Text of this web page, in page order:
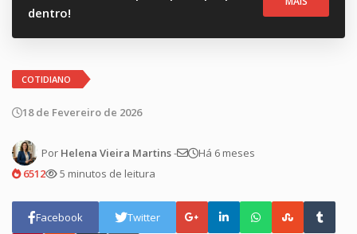
dentro!
COTIDIANO
18 de Fevereiro de 2026
Por Helena Vieira Martins-
Há 6 meses
6512
5 minutos de leitura
Facebook Twitter